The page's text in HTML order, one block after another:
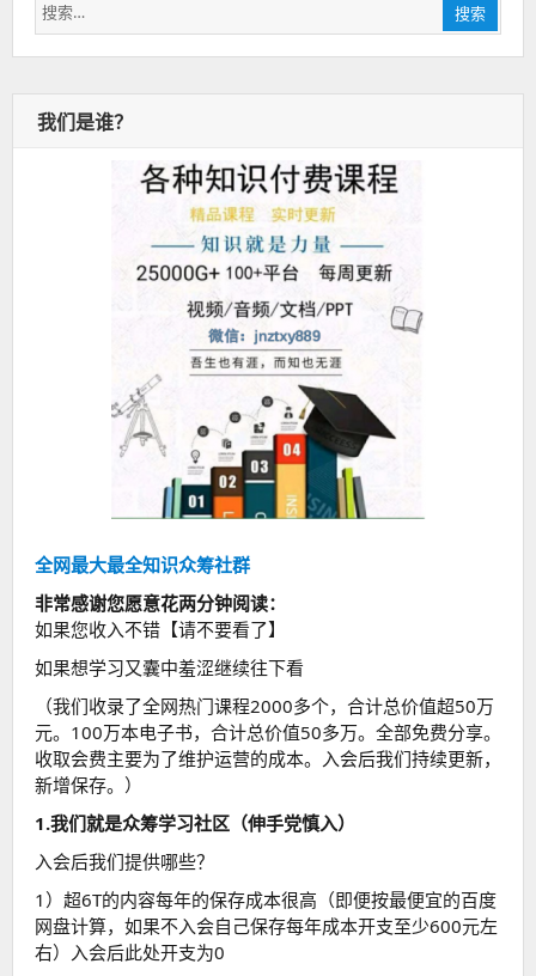
索：
搜索
我们是谁？
全网最大最全知识众筹社群
非常感谢您愿意花两分钟阅读：
如果您收入不错【请不要看了】
如果想学习又囊中羞涩继续往下看
（我们收录了全网热门课程2000多个，合计总价值超50万
元。100万本电子书，合计总价值50多万。全部免费分享。
收取会费主要为了维护运营的成本。入会后我们持续更新，
新增保存。）
1.我们就是众筹学习社区（伸手党慎入）
入会后我们提供哪些？
1）超6T的内容每年的保存成本很高（即便按最便宜的百度
网盘计算，如果不入会自己保存每年成本开支至少600元左
右）入会后此处开支为0